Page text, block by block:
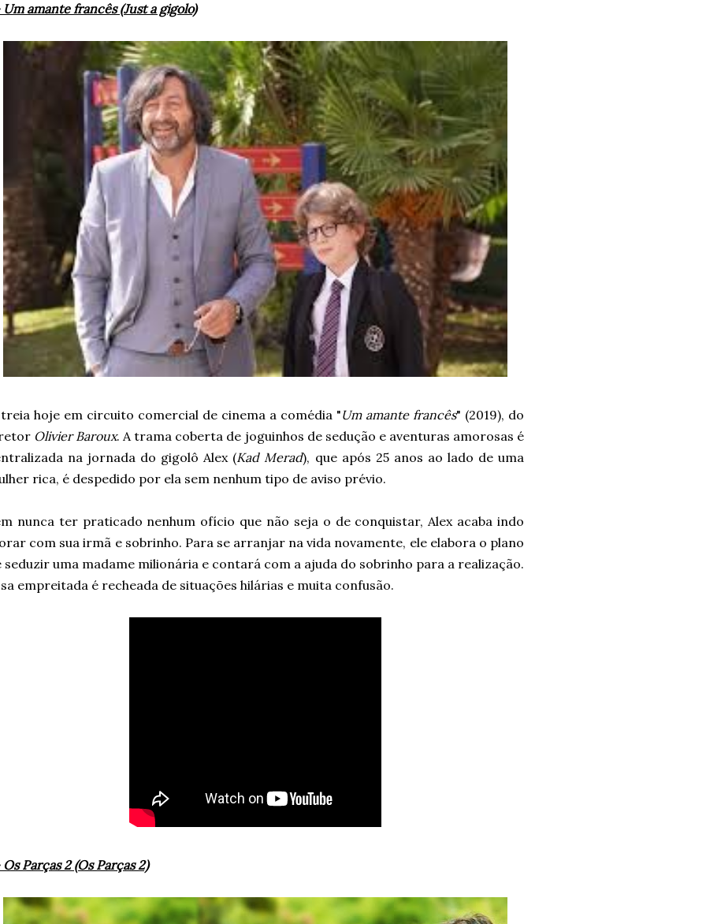
Um amante francês (Just a gigolo)
hoje em circuito comercial de cinema a comédia "Um amante francês" (2019), do
Olivier Baroux. A trama coberta de joguinhos de sedução e aventuras amorosas é
na jornada do gigolô Alex (Kad Merad), que após 25 anos ao lado de uma
rica, é despedido por ela sem nenhum tipo de aviso prévio.
nunca ter praticado nenhum ofício que não seja o de conquistar, Alex acaba indo
com sua irmã e sobrinho. Para se arranjar na vida novamente, ele elabora o plano
seduzir uma madame milionária e contará com a ajuda do sobrinho para a realização.
empreitada é recheada de situações hilárias e muita confusão.
Parças 2 (Os Parças 2)